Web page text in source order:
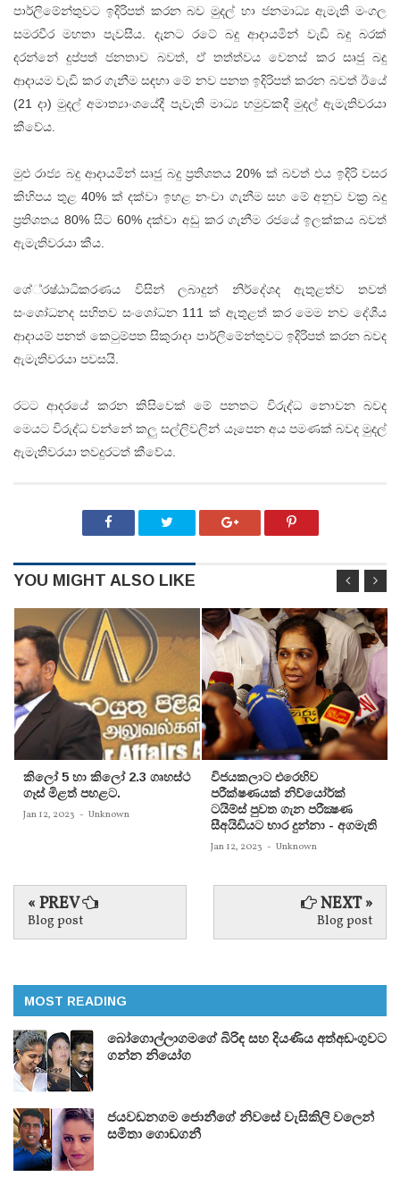
පාර්ලිමේන්තුවට ඉදිරිපත් කරන බව මුදල් හා ජනමාධ්‍ය ඇමැති මංගල
සමරවීර මහතා පැවසීය. දැනට රටේ බදු ආදායමින් වැඩි බදු බරක්‌
දරන්නේ දුප්පත් ජනතාව බවත්, ඒ තත්ත්වය වෙනස්‌ කර සෘජු බදු
ආදායම වැඩි කර ගැනීම සඳහා මේ නව පනත ඉදිරිපත් කරන බවත් ඊයේ
(21 දා) මුදල් අමාත්‍යාංශයේදී පැවැති මාධ්‍ය හමුවකදී මුදල් ඇමැතිවරයා
කීවේය.
මුළු රාජ්‍ය බදු ආදායමින් සෘජු බදු ප්‍රතිශතය 20% ක්‌ බවත් එය ඉදිරි වසර
කිහිපය තුළ 40% ක්‌ දක්‌වා ඉහළ නංවා ගැනීම සහ මේ අනුව වක්‍ර බදු
ප්‍රතිශතය 80% සිට 60% දක්‌වා අඩු කර ගැනීම රජයේ ඉලක්‌කය බවත්
ඇමැතිවරයා කීය.
ශේ්‍රෂ්ඨාධිකරණය විසින් ලබාදුන් නිර්දේශද ඇතුළත්ව තවත්
සංශෝධනද සහිතව සංශෝධන 111 ක්‌ ඇතුළත් කර මෙම නව දේශීය
ආදායම් පනත් කෙටුම්පත සිකුරාදා පාර්ලිමේන්තුවට ඉදිරිපත් කරන බවද
ඇමැතිවරයා පවසයි.
රටට ආදරයේ කරන කිසිවෙක්‌ මේ පනතට විරුද්ධ නොවන බවද
මෙයට විරුද්ධ වන්නේ කලු සල්ලිවලින් යෑපෙන අය පමණක්‌ බවද මුදල්
ඇමැතිවරයා තවදුරටත් කීවේය.
YOU MIGHT ALSO LIKE
කිලෝ 5 හා කිලෝ 2.3 ගෘහස්ථ
ගෑස් මිළත් පහළට.
Jan 12, 2023 - Unknown
විජයකලාට එරෙහිව
පරීක්‌ෂණයක්‌ නිව්යෝර්ක්‌
ටයිම්ස්‌ පුවත ගැන පරීක්‍ෂණ
සීඅයිඩියට භාර දුන්නා - අගමැති
Jan 12, 2023 - Unknown
« PREV
Blog post
NEXT »
Blog post
MOST READING
බෝගොල්ලාගමගේ බිරිඳ සහ දියණිය අත්අඩංගුවට
ගන්න නියෝග
ජයවඩනගම ජොනීගේ නිවසේ වැසිකිලි වලෙන්
සමිතා ගොඩගනී